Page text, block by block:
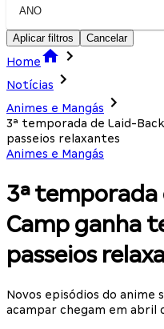
ANO
Aplicar filtros Cancelar
Home
Notícias
Animes e Mangás
3ª temporada de Laid-
passeios relaxantes
Animes e Mangás
3ª temporada
Camp ganha
passeios
Novos episódios do anime
acampar chegam em abril